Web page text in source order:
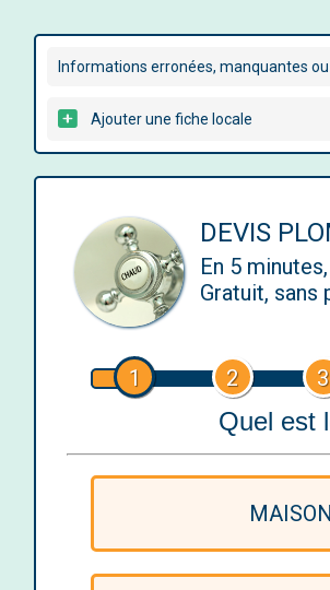
Informations erronées, manquantes
Ajouter une fiche locale
DEVIS
En 5
Gratuit, sans
1 2 3
Quel est
MAISON